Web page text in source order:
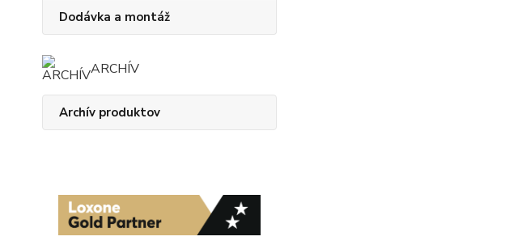
Dodávka a montáž
ARCHÍV
Archív produktov